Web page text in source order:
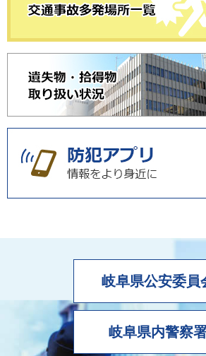
岐阜県公安委員
岐阜県内警察